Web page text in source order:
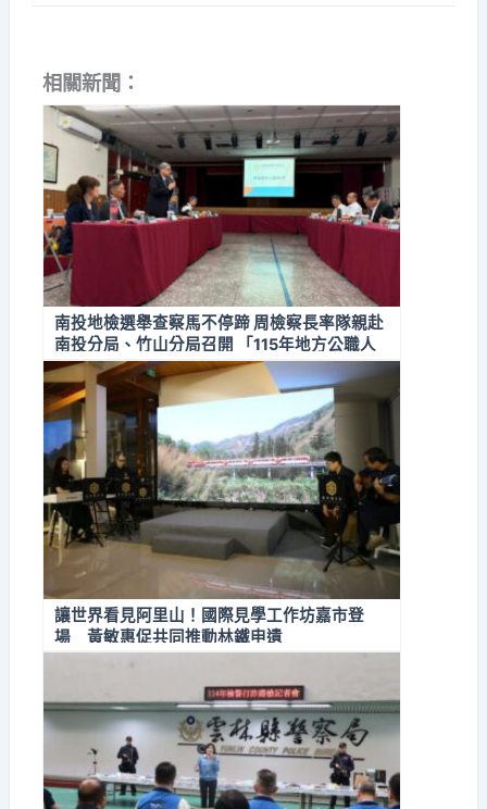
相關新聞：
南投地檢選舉查察馬不停蹄 周檢察長率隊親赴
南投分局、竹山分局召開 「115年地方公職人
員選舉查察檢警分區座談會」 全面掌握第一線
選情
讓世界看見阿里山！國際見學工作坊嘉市登
場 黃敏惠促共同推動林鐵申遺